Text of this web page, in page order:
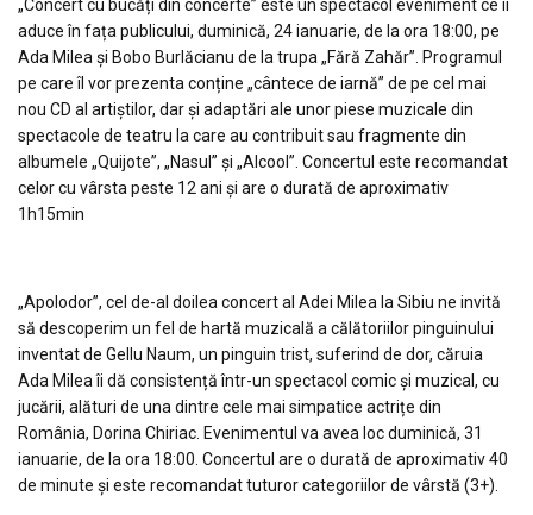
„Concert cu bucăți din concerte” este un spectacol eveniment ce îi
aduce în fața publicului, duminică, 24 ianuarie, de la ora 18:00, pe
Ada Milea și Bobo Burlăcianu de la trupa „Fără Zahăr”. Programul
pe care îl vor prezenta conține „cântece de iarnă” de pe cel mai
nou CD al artiștilor, dar și adaptări ale unor piese muzicale din
spectacole de teatru la care au contribuit sau fragmente din
albumele „Quijote”, „Nasul” și „Alcool”. Concertul este recomandat
celor cu vârsta peste 12 ani și are o durată de aproximativ
1h15min
„Apolodor”, cel de-al doilea concert al Adei Milea la Sibiu ne invită
să descoperim un fel de hartă muzicală a călătoriilor pinguinului
inventat de Gellu Naum, un pinguin trist, suferind de dor, căruia
Ada Milea îi dă consistență într-un spectacol comic și muzical, cu
jucării, alături de una dintre cele mai simpatice actrițe din
România, Dorina Chiriac. Evenimentul va avea loc duminică, 31
ianuarie, de la ora 18:00. Concertul are o durată de aproximativ 40
de minute și este recomandat tuturor categoriilor de vârstă (3+).